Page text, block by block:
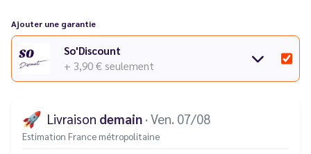
Ajouter une garantie
So'Discount
+ 3,90 € seulement
🚀 Livraison demain · Ven. 07/08
Estimation France métropolitaine